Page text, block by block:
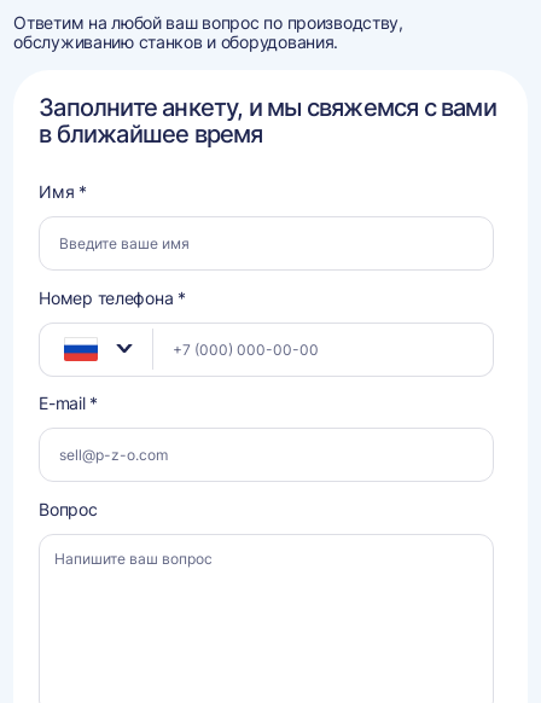
Ответим на любой ваш вопрос по производству,
обслуживанию станков и оборудования.
Заполните анкету, и мы свяжемся с вами
в ближайшее время
Имя *
Номер телефона *
E-mail *
Вопрос